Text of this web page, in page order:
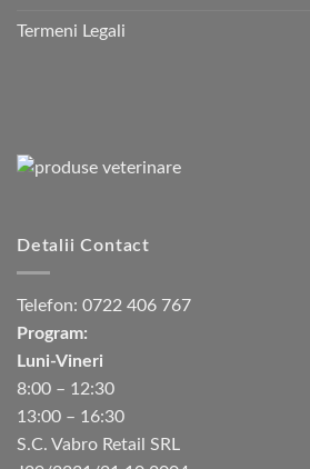
Termeni Legali
Detalii Contact
Telefon: 0722 406 767
Program:
Luni-Vineri
8:00 – 12:30
13:00 – 16:30
S.C. Vabro Retail SRL